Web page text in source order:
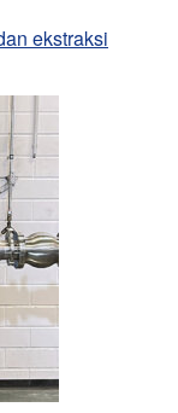
ekstraksi